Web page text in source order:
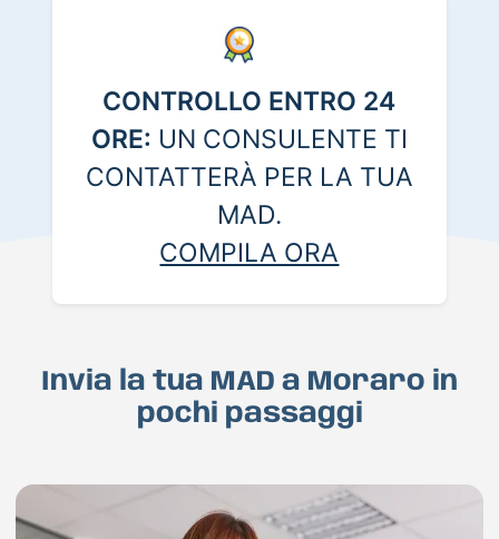
CONTROLLO ENTRO 24
ORE: UN CONSULENTE TI
CONTATTERÀ PER LA TUA
MAD.
COMPILA ORA
Invia la tua MAD a Moraro in
pochi passaggi